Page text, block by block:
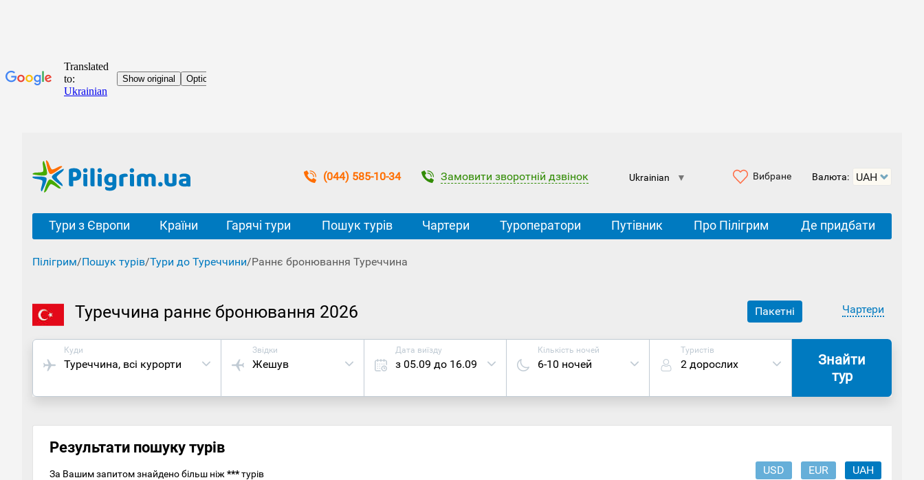
(044) 585-10-34 Замовити зворотній дзвінок Ukrainian ▼ Вибране Валюта:
Тури з Європи Країни Гарячі тури Пошук турів Чартери Туроператори Путівник Про Пілігрим Де придбати
Пілігрим/Пошук турів/Тури до Туреччини/Раннє бронювання Туреччина
Туреччина раннє бронювання 2026 Пакетні Чартери
Куди
Туреччина, всі курорти
Звідки
Жешув
Дата виїзду
з 05.09 до 16.09
Кількість ночей
6-10 ночей
Туристів
2 дорослих
Знайти
тур
Результати пошуку турів
USD EUR UAH
За Вашим запитом знайдено більш ніж ***турів